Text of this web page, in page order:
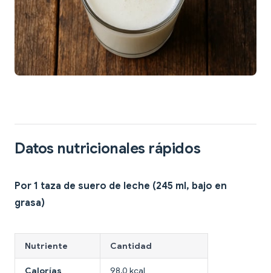
Datos nutricionales rápidos
Por 1 taza de suero de leche (245 ml, bajo en
grasa)
Nutriente Cantidad
Calorías 98,0 kcal